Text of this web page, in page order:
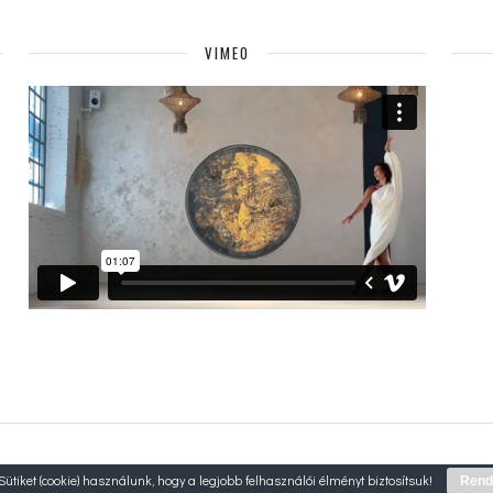
VIMEO
(cookie) használunk, hogy a legjobb felhasználói élményt biztosítsuk!